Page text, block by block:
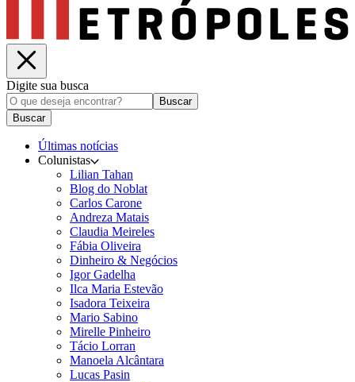
Digite sua busca
Buscar
Buscar
Últimas notícias
Colunistas
Lilian Tahan
Blog do Noblat
Carlos Carone
Andreza Matais
Claudia Meireles
Fábia Oliveira
Dinheiro & Negócios
Igor Gadelha
Ilca Maria Estevão
Isadora Teixeira
Mario Sabino
Mirelle Pinheiro
Tácio Lorran
Manoela Alcântara
Lucas Pasin